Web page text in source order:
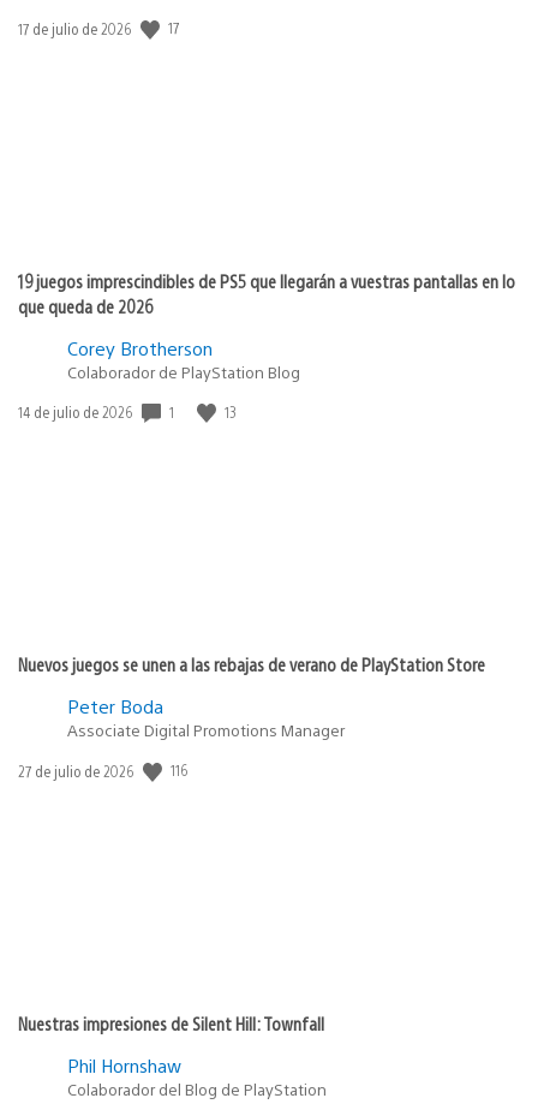
Fecha
17 de julio de 2026 17
19 juegos imprescindibles de PS5 que llegarán a vuestras pantallas en lo
que queda de 2026
Corey Brotherson
Colaborador de PlayStation Blog
Fecha
14 de julio de 2026 1 13
Nuevos juegos se unen a las rebajas de verano de PlayStation Store
Peter Boda
Associate Digital Promotions Manager
Fecha
27 de julio de 2026 116
Nuestras impresiones de Silent Hill: Townfall
Phil Hornshaw
Colaborador del Blog de PlayStation